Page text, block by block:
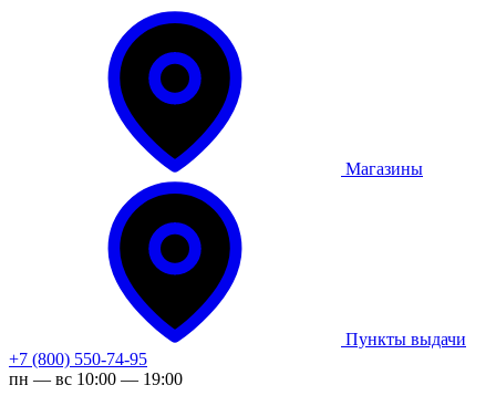
Магазины
Пункты выдачи
+7 (800) 550-74-95
пн — вс 10:00 — 19:00